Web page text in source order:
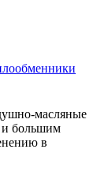
масляные
и большим
в